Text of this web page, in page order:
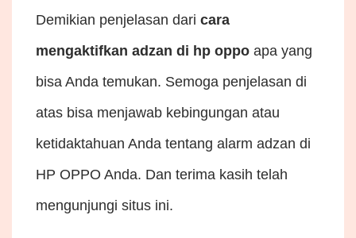
Demikian penjelasan dari cara
mengaktifkan adzan di hp oppo apa yang
bisa Anda temukan. Semoga penjelasan di
atas bisa menjawab kebingungan atau
ketidaktahuan Anda tentang alarm adzan di
HP OPPO Anda. Dan terima kasih telah
mengunjungi situs ini.